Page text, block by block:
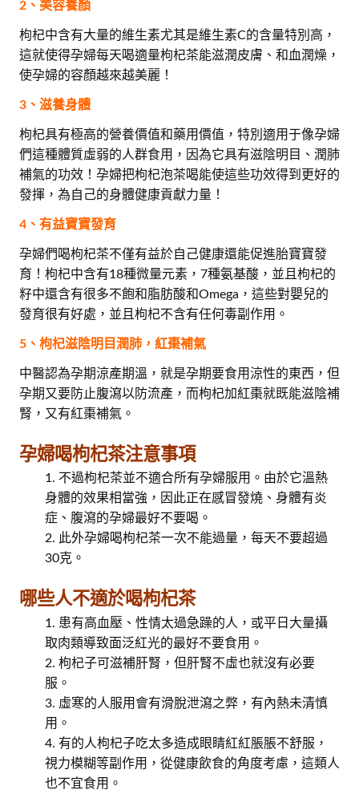
2、美容養顏
枸杞中含有大量的維生素尤其是維生素C的含量特別高，
這就使得孕婦每天喝適量枸杞茶能滋潤皮膚、和血潤燥，
使孕婦的容顏越來越美麗！
3、滋養身體
枸杞具有極高的營養價值和藥用價值，特別適用于像孕婦
們這種體質虛弱的人群食用，因為它具有滋陰明目、潤肺
補氣的功效！孕婦把枸杞泡茶喝能使這些功效得到更好的
發揮，為自己的身體健康貢獻力量！
4、有益寶寶發育
孕婦們喝枸杞茶不僅有益於自己健康還能促進胎寶寶發
育！枸杞中含有18種微量元素，7種氨基酸，並且枸杞的
籽中還含有很多不飽和脂肪酸和Omega，這些對嬰兒的
發育很有好處，並且枸杞不含有任何毒副作用。
5、枸杞滋陰明目潤肺，紅棗補氣
中醫認為孕期涼產期溫，就是孕期要食用涼性的東西，但
孕期又要防止腹瀉以防流產，而枸杞加紅棗就既能滋陰補
腎，又有紅棗補氣。
孕婦喝枸杞茶注意事項
不過枸杞茶並不適合所有孕婦服用。由於它溫熱
身體的效果相當強，因此正在感冒發燒、身體有炎
症、腹瀉的孕婦最好不要喝。
此外孕婦喝枸杞茶一次不能過量，每天不要超過
30克。
哪些人不適於喝枸杞茶
患有高血壓、性情太過急躁的人，或平日大量攝
取肉類導致面泛紅光的最好不要食用。
枸杞子可滋補肝腎，但肝腎不虛也就沒有必要
服。
虛寒的人服用會有滑脫泄瀉之弊，有內熱未清慎
用。
有的人枸杞子吃太多造成眼睛紅紅脹脹不舒服，
視力模糊等副作用，從健康飲食的角度考慮，這類人
也不宜食用。